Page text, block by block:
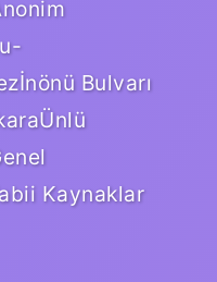
Bulvarı
Kaynaklar